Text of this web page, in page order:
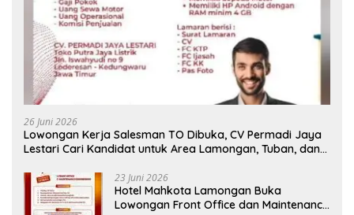
26 Juni 2026
Lowongan Kerja Salesman TO Dibuka, CV Permadi Jaya
Lestari Cari Kandidat untuk Area Lamongan, Tuban, dan
23 Juni 2026
Hotel Mahkota Lamongan Buka
Lowongan Front Office dan Maintenance